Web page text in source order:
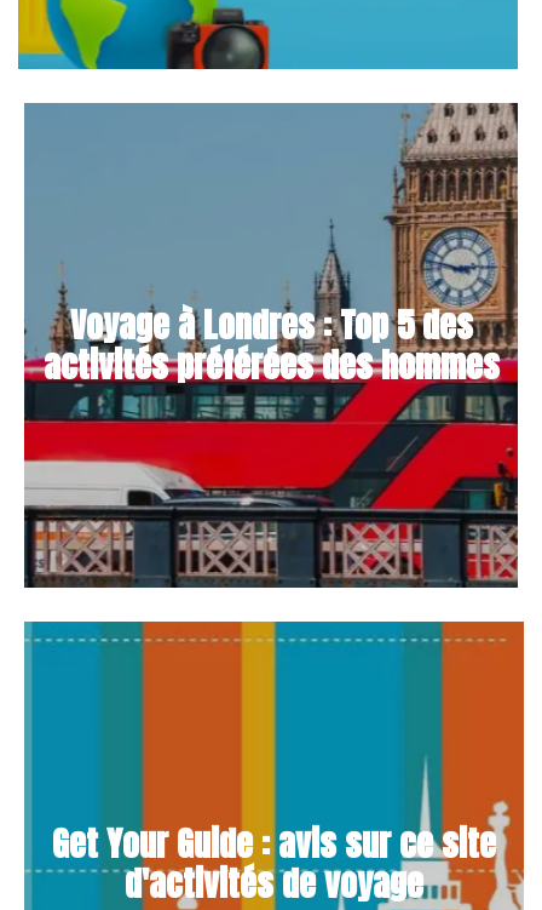
Voyage à Londres : Top 5 des
activités préférées des hommes
Get Your Guide : avis sur ce site
d'activités de voyage